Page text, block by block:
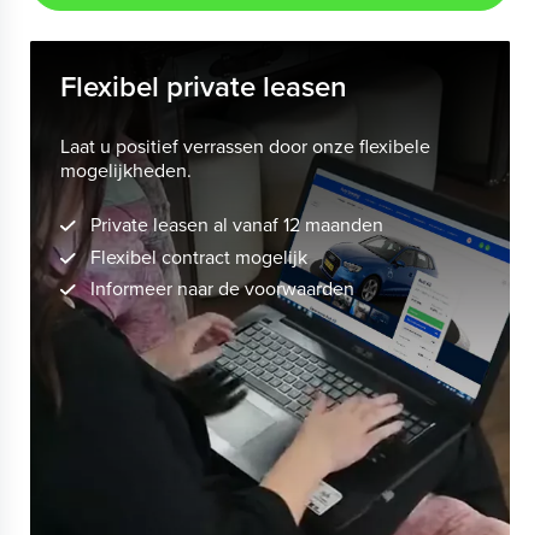
Flexibel private leasen
Laat u positief verrassen door onze flexibele
mogelijkheden.
Private leasen al vanaf 12 maanden
Flexibel contract mogelijk
Informeer naar de voorwaarden